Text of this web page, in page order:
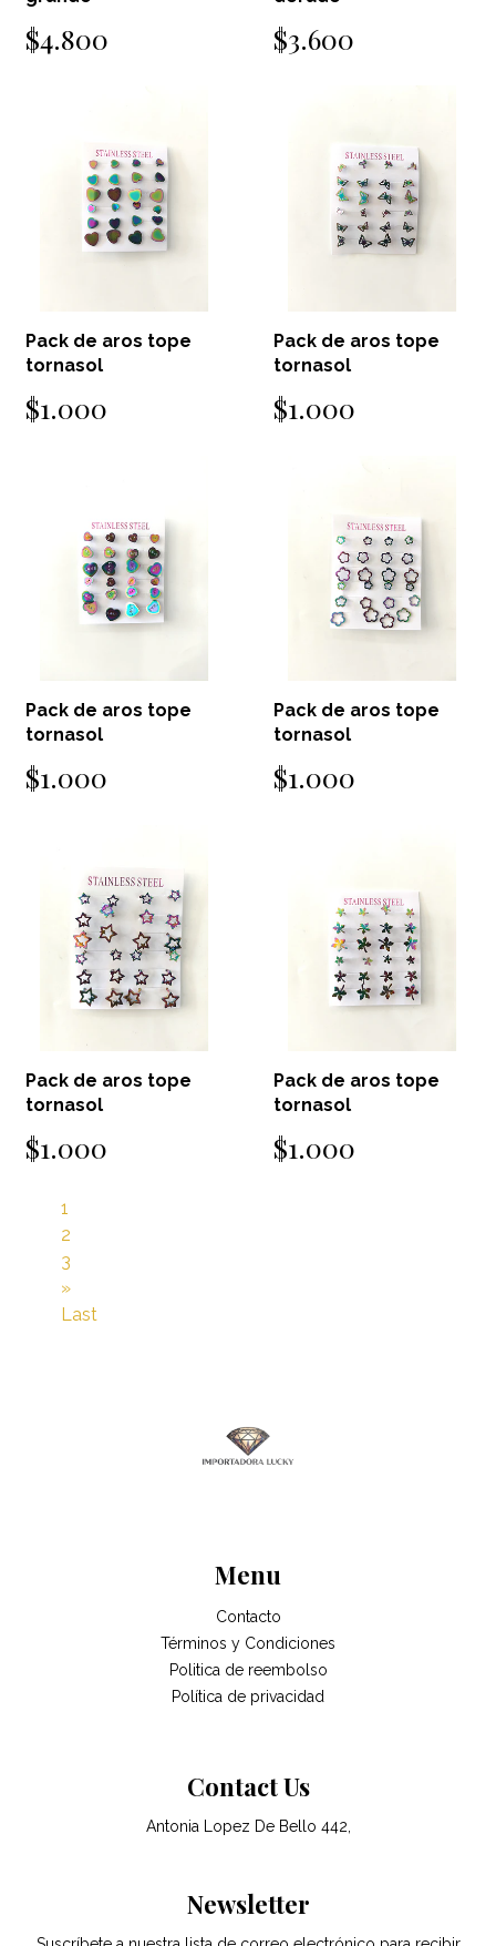
$4.800 $3.600
Pack de aros tope
tornasol
$1.000
Pack de aros tope
tornasol
$1.000
Pack de aros tope
tornasol
$1.000
Pack de aros tope
tornasol
$1.000
Pack de aros tope
tornasol
$1.000
Pack de aros tope
tornasol
$1.000
1
2
3
»
Last
Menu
Contacto
Términos y Condiciones
Politica de reembolso
Política de privacidad
Contact Us
Antonia Lopez De Bello 442,
Newsletter